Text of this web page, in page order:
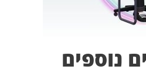
נוספים